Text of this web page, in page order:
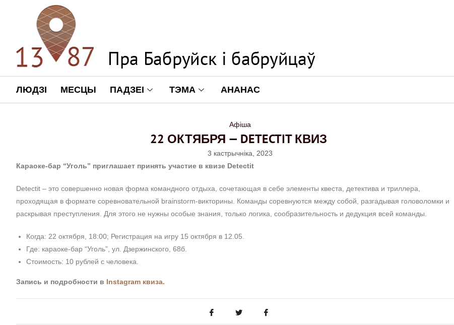
ЛЮДЗІ МЕСЦЫ ПАДЗЕІ ТЭМА АНАНАС
Афіша
22 ОКТЯБРЯ — DETECTIT КВИЗ
3 кастрычніка, 2023
Караоке-бар “Уголь” приглашает принять участие в квизе Detectit
Detectit – это совершенно новая форма командного отдыха, сочетающая в себе элементы квеста, детектива и триллера,
проходящая в формате соревновательной brainstorm-викторины. Команды соревнуются между собой, разгадывая головоломки и
раскрывая преступления. Для этого не нужны особые знания, только логика, сообразительность и дедукция всей команды.
Когда: 22 октября, 18:00; Регистрация на игру 15 октября в 12.05.
Где: караоке-бар “Уголь”, ул. Дзержинского, 68б.
Стоимость: 10 рублей с человека.
Запись и подробности в Instagram квиза.